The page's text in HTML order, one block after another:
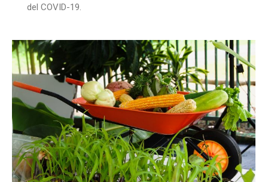
del COVID-19.